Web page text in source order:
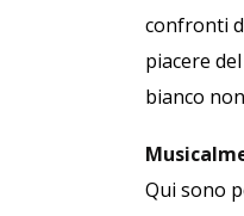
confronti
piacere
bianco
Qui sono